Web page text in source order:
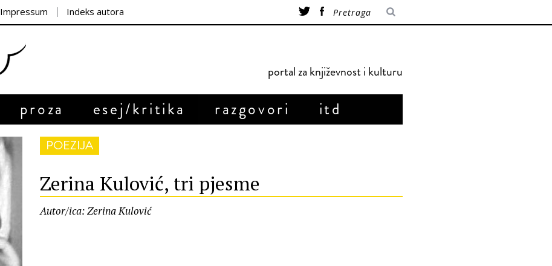
Impressum Indeks autora
portal za književnost i kulturu
proza esej/kritika razgovori itd
POEZIJA
Zerina Kulović, tri pjesme
Autor/ica: Zerina Kulović